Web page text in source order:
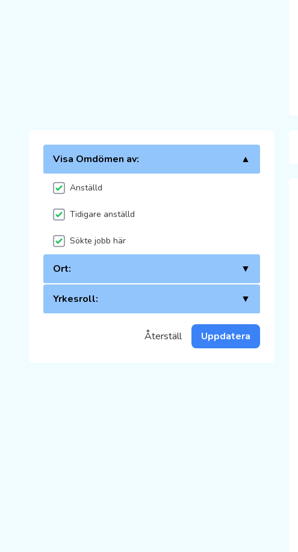
Visa Omdömen av: ▲
Anställd
Tidigare anställd
Sökte jobb här
Ort: ▼
Yrkesroll: ▼
Återställ Uppdatera